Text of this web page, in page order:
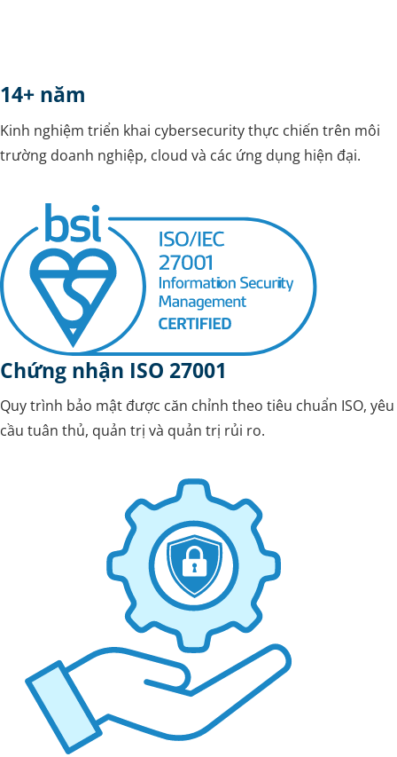
14+ năm
Kinh nghiệm triển khai cybersecurity thực chiến trên môi
trường doanh nghiệp, cloud và các ứng dụng hiện đại.
Chứng nhận ISO 27001
Quy trình bảo mật được căn chỉnh theo tiêu chuẩn ISO, yêu
cầu tuân thủ, quản trị và quản trị rủi ro.